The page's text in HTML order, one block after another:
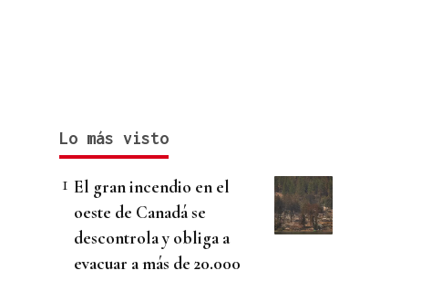
Lo más visto
El gran incendio en el
oeste de Canadá se
descontrola y obliga a
evacuar a más de 20.000